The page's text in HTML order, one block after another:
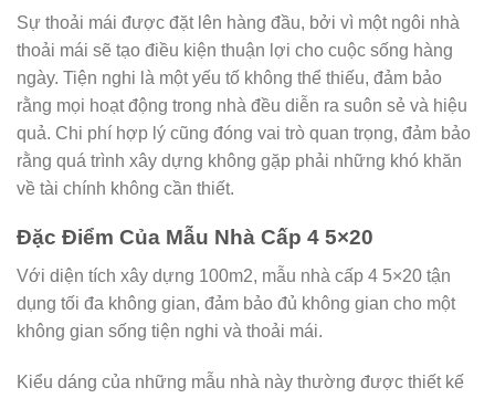
Sự thoải mái được đặt lên hàng đầu, bởi vì một ngôi nhà
thoải mái sẽ tạo điều kiện thuận lợi cho cuộc sống hàng
ngày. Tiện nghi là một yếu tố không thể thiếu, đảm bảo
rằng mọi hoạt động trong nhà đều diễn ra suôn sẻ và hiệu
quả. Chi phí hợp lý cũng đóng vai trò quan trọng, đảm bảo
rằng quá trình xây dựng không gặp phải những khó khăn
về tài chính không cần thiết.
Đặc Điểm Của Mẫu Nhà Cấp 4 5×20
Với diện tích xây dựng 100m2, mẫu nhà cấp 4 5×20 tận
dụng tối đa không gian, đảm bảo đủ không gian cho một
không gian sống tiện nghi và thoải mái.
Kiểu dáng của những mẫu nhà này thường được thiết kế